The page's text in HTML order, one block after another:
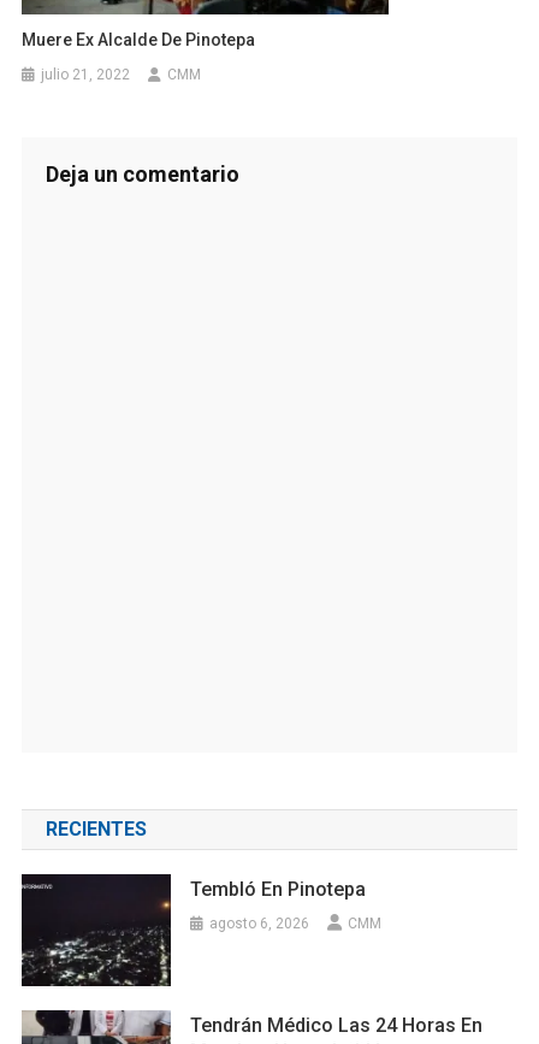
Muere Ex Alcalde De Pinotepa
julio 21, 2022 CMM
Deja un comentario
RECIENTES
Tembló En Pinotepa
agosto 6, 2026 CMM
Tendrán Médico Las 24 Horas En